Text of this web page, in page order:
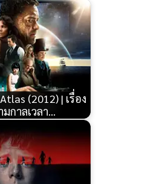
(2012) | เรื่อง
มกาลเวลา…